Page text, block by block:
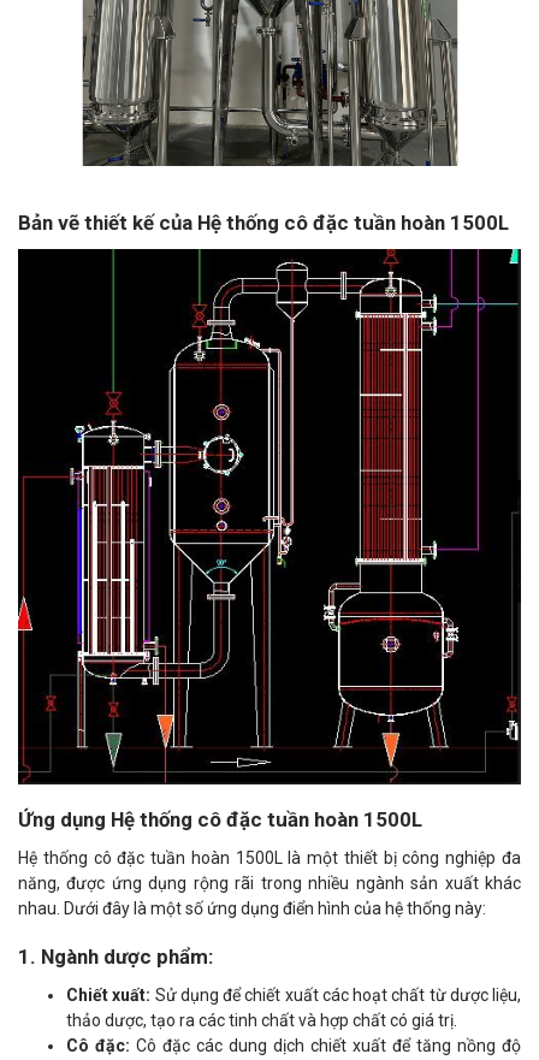
Bản vẽ thiết kế của Hệ thống cô đặc tuần hoàn 1500L
Ứng dụng Hệ thống cô đặc tuần hoàn 1500L
Hệ thống cô đặc tuần hoàn 1500L là một thiết bị công nghiệp đa
năng, được ứng dụng rộng rãi trong nhiều ngành sản xuất khác
nhau. Dưới đây là một số ứng dụng điển hình của hệ thống này:
1. Ngành dược phẩm:
Chiết xuất: Sử dụng để chiết xuất các hoạt chất từ dược liệu,
thảo dược, tạo ra các tinh chất và hợp chất có giá trị.
Cô đặc: Cô đặc các dung dịch chiết xuất để tăng nồng độ